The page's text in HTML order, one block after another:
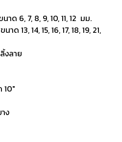
ด 6, 7, 8, 9, 10, 11, 12 มม.
ด 13, 14, 15, 16, 17, 18, 19, 21,
งลาย
10"
ง